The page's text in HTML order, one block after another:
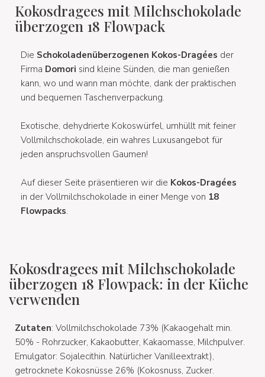
Kokosdragees mit Milchschokolade
überzogen 18 Flowpack
Die Schokoladenüberzogenen Kokos-Dragées der
Firma Domori sind kleine Sünden, die man genießen
kann, wo und wann man möchte, dank der praktischen
und bequemen Taschenverpackung.
Exotische, dehydrierte Kokoswürfel, umhüllt mit feiner
Vollmilchschokolade, ein wahres Luxusangebot für
jeden anspruchsvollen Gaumen!
Auf dieser Seite präsentieren wir die Kokos-Dragées
in der Vollmilchschokolade in einer Menge von 18
Flowpacks.
Kokosdragees mit Milchschokolade
überzogen 18 Flowpack: in der Küche
verwenden
Zutaten: Vollmilchschokolade 73% (Kakaogehalt min.
50% - Rohrzucker, Kakaobutter, Kakaomasse, Milchpulver.
Emulgator: Sojalecithin. Natürlicher Vanilleextrakt),
getrocknete Kokosnüsse 26% (Kokosnuss, Zucker.